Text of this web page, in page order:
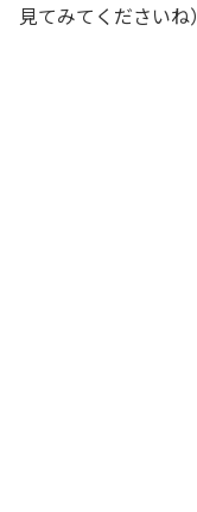
見てみてくださいね）